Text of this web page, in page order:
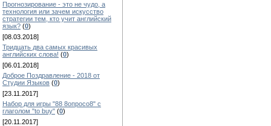
Прогнозирование - это не чудо, а
технология или зачем искусство
стратегии тем, кто учит английский
язык? (0)
[08.03.2018]
Тридцать два самых красивых
английских слова! (0)
[06.01.2018]
Доброе Поздравление - 2018 от
Студии Языков (0)
[23.11.2017]
Набор для игры "88 8опросо8" с
глаголом "to buy" (0)
[20.11.2017]